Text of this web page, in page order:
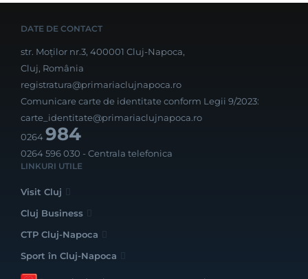
DATE DE CONTACT
str. Moților nr.3, 400001 Cluj-Napoca,
Cluj, România
registratura@primariaclujnapoca.ro
Comunicare carte de identitate conform Legii 9/2023:
carte_identitate@primariaclujnapoca.ro
0264984
0264 596 030 - Centrala telefonica
LINKURI UTILE
Visit Cluj
Cluj Business
CTP Cluj-Napoca
Sport în Cluj-Napoca